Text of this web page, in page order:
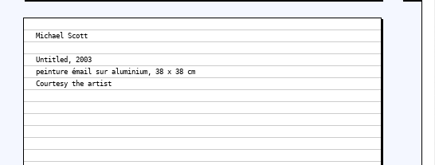
Michael Scott
Untitled, 2003
peinture émail sur aluminium, 38 x 38 cm
Courtesy the artist